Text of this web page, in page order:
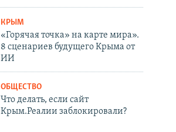
КРЫМ
«Горячая точка» на карте мира».
8 сценариев будущего Крыма от
ИИ
ОБЩЕСТВО
Что делать, если сайт
Крым.Реалии заблокировали?